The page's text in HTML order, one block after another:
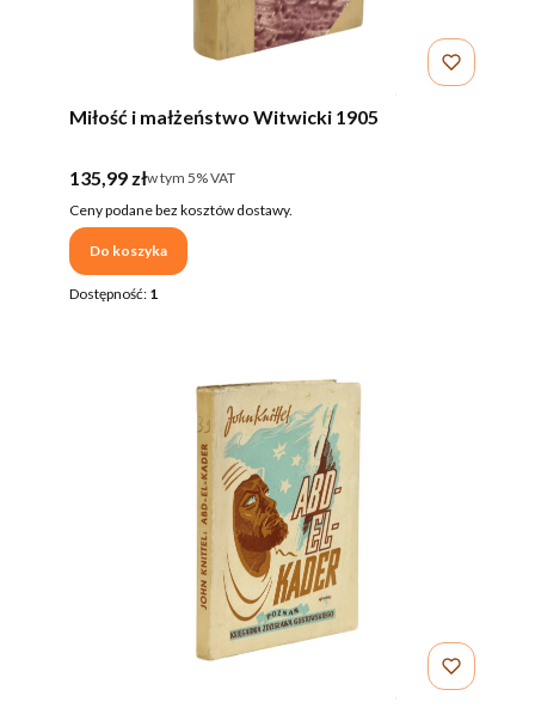
Miłość i małżeństwo Witwicki 1905
Cena brutto
135,99 złw tym %s VAT
w tym 5%VAT
Ceny podane bez kosztów dostawy.
Do koszyka
Dostępność: 1